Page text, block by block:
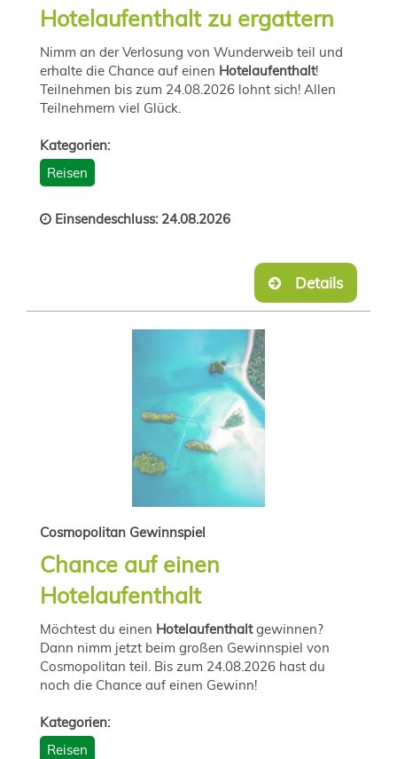
Hotelaufenthalt zu ergattern
Nimm an der Verlosung von Wunderweib teil und
erhalte die Chance auf einen Hotelaufenthalt!
Teilnehmen bis zum 24.08.2026 lohnt sich! Allen
Teilnehmern viel Glück.
Kategorien:
Reisen
Einsendeschluss: 24.08.2026
Details
Cosmopolitan Gewinnspiel
Chance auf einen
Hotelaufenthalt
Möchtest du einen Hotelaufenthaltgewinnen?
Dann nimm jetzt beim großen Gewinnspiel von
Cosmopolitan teil. Bis zum 24.08.2026 hast du
noch die Chance auf einen Gewinn!
Kategorien:
Reisen